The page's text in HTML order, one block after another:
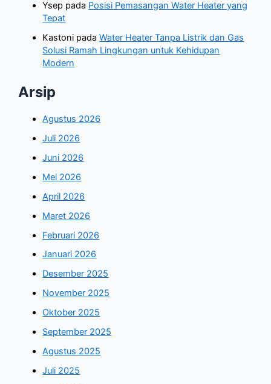
Ysep pada Posisi Pemasangan Water Heater yang
Tepat
Kastoni padaWater Heater Tanpa Listrik dan Gas
Solusi Ramah Lingkungan untuk Kehidupan
Modern
Arsip
Agustus 2026
Juli 2026
Juni 2026
Mei 2026
April 2026
Maret 2026
Februari 2026
Januari 2026
Desember 2025
November 2025
Oktober 2025
September 2025
Agustus 2025
Juli 2025